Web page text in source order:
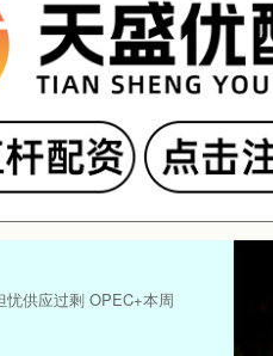
供应过剩 OPEC+本周